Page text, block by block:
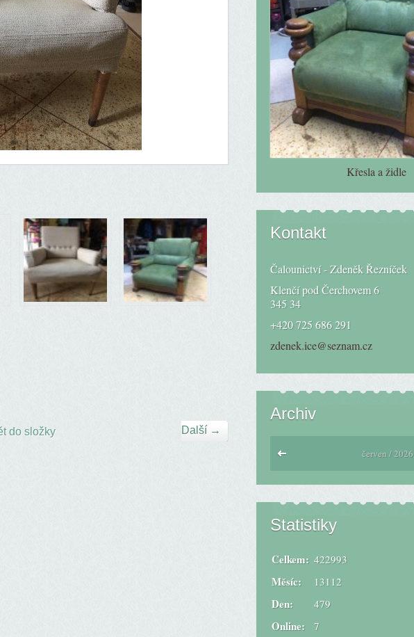
Další →
do složky
Křesla a židle
Kontakt
Čalounictví - Zdeněk Řezníček
Klenčí pod Čerchovem 6
345 34
+420 725 686 291
zdenek.ice@seznam.cz
Archiv
červen / 2026
Statistiky
Online: 7
Celkem: 422993
Měsíc: 13112
Den: 479